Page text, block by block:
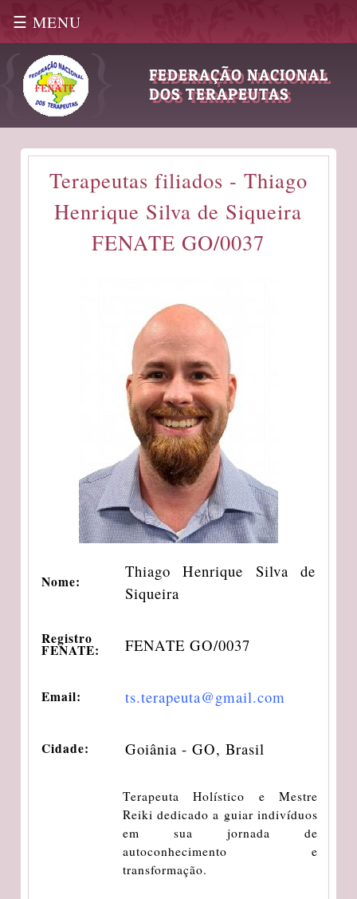
☰ MENU
FEDERAÇÃO NACIONAL
DOS TERAPEUTAS
Terapeutas filiados - Thiago
Henrique Silva de Siqueira
FENATE GO/0037
Nome:
Thiago Henrique Silva de
Siqueira
Registro
FENATE: FENATE GO/0037
Email: ts.terapeuta@gmail.com
Cidade: Goiânia - GO, Brasil
Terapeuta Holístico e Mestre
Reiki dedicado a guiar indivíduos
em sua jornada de
autoconhecimento e
transformação.